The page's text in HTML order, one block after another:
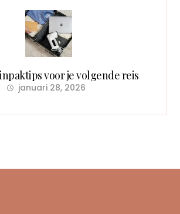
voor je volgende reis
januari 28, 2026